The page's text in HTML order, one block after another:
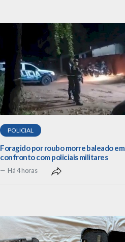
POLICIAL
Foragido por roubo morre baleado em
confronto com policiais militares
Há 4 horas